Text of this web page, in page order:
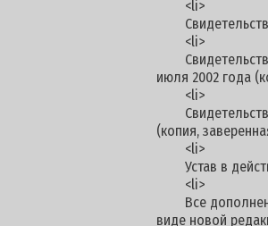
<li>
Свидетельство
<li>
Свидетельство
июля 2002 года
<li>
Свидетельство
(копия,
<li>
Устав в
<li>
Все
виде новой